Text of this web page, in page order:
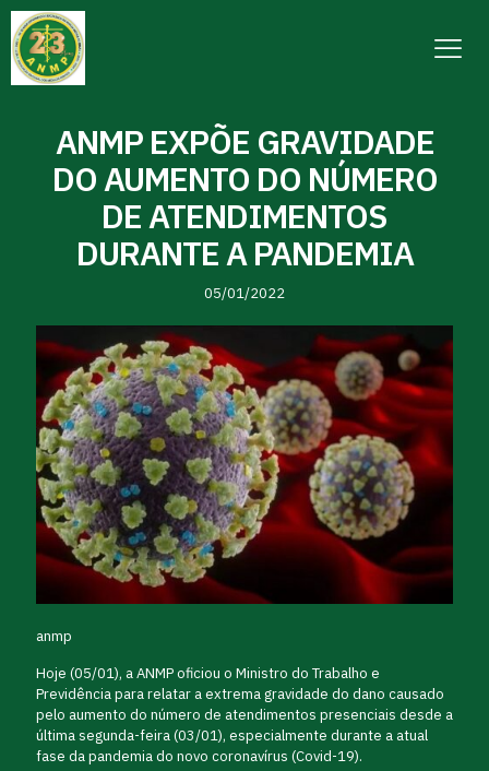
ANMP EXPÕE GRAVIDADE
DO AUMENTO DO NÚMERO
DE ATENDIMENTOS
DURANTE A PANDEMIA
05/01/2022
anmp
Hoje (05/01), a ANMP oficiou o Ministro do Trabalho e
Previdência para relatar a extrema gravidade do dano causado
pelo aumento do número de atendimentos presenciais desde a
última segunda-feira (03/01), especialmente durante a atual
fase da pandemia do novo coronavírus (Covid-19).